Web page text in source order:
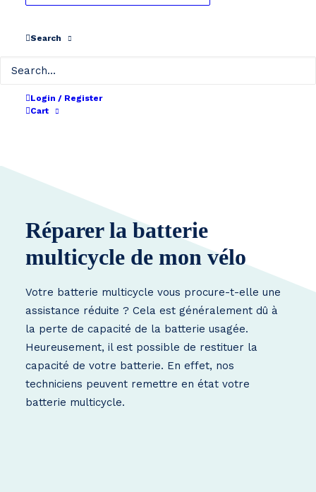
Search
Login / Register
Cart
Réparer la batterie
multicycle de mon vélo
Votre batterie multicycle vous procure-t-elle une
assistance réduite ? Cela est généralement dû à
la perte de capacité de la batterie usagée.
Heureusement, il est possible de restituer la
capacité de votre batterie. En effet, nos
techniciens peuvent remettre en état votre
batterie multicycle.